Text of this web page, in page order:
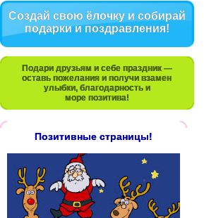
Создай свою ёлочку и собирай
подарки и поздравления!
Подари друзьям и себе праздник —
оставь пожелания и получи взамен
улыбки, благодарность и
море позитива!
Позитивные страницы!